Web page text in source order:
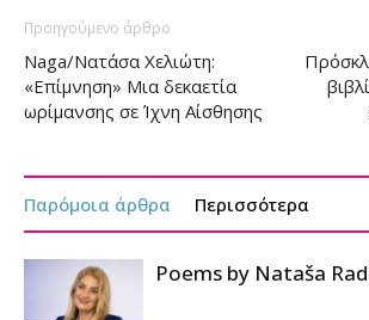
Προηγούμενο άρθρο
Naga/Νατάσα Χελιώτη:
«Επίμνηση» Μια δεκαετία
ωρίμανσης σε Ίχνη Αίσθησης
Παρόμοια άρθρα Περισσότερα
Poems by Nataša